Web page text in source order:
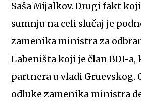
Saša Mijalkov. Drugi fakt
sumnju na celi slučaj je
zamenika ministra za
Labeništa koji je član BDI-a,
partnera u vladi Gruevskog.
odluke zamenika ministra